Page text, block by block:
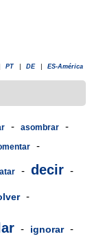
PT DE ES-América
- asombrar -
-
- decir -
-
- ignorar -